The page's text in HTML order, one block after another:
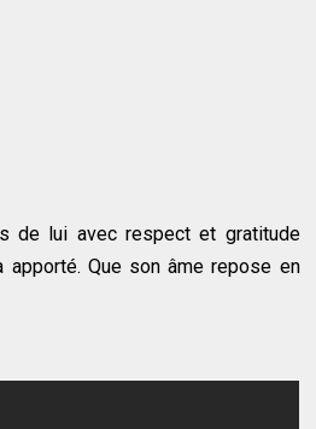
de lui avec respect et gratitude
Que son âme repose en